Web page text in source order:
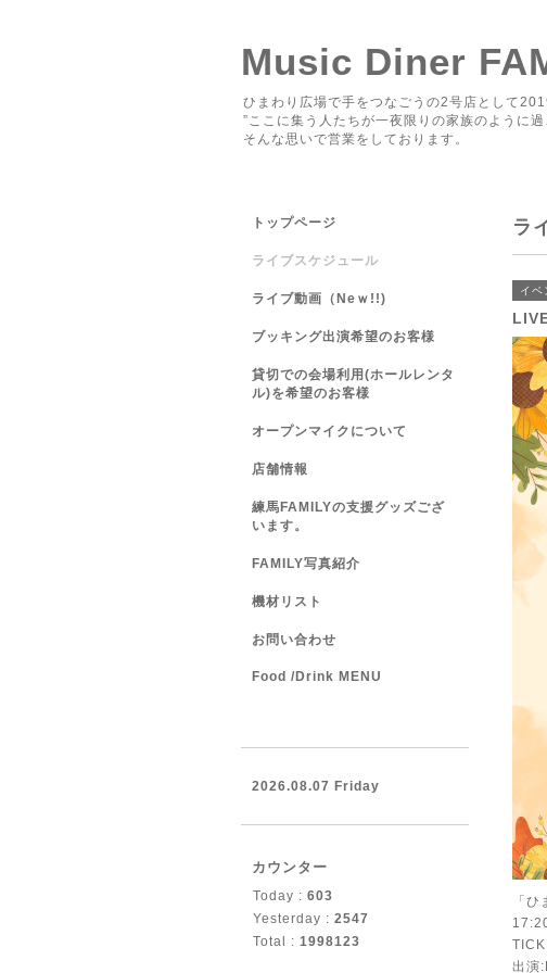
Music Diner
ひまわり広場で手をつなごうの2号店として
”ここに集う人たちが一夜限りの家族のように過
そんな思いで営業をしております。
ラ
イベ
「
出演
トップページ
ライブスケジュール
ライブ動画（Neｗ!!)
ブッキング出演希望のお客様
貸切での会場利用(ホールレンタ
ル)を希望のお客様
オープンマイクについて
店舗情報
練馬FAMILYの支援グッズござ
います。
FAMILY写真紹介
機材リスト
お問い合わせ
Food /Drink MENU
2026.08.07 Friday
カウンター
Today : 603
Yesterday : 2547
Total : 1998123